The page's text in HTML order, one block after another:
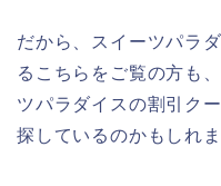
だから、スイーツパラ
るこちらをご覧の方も
ツパラダイスの割引ク
探しているのかもしれま